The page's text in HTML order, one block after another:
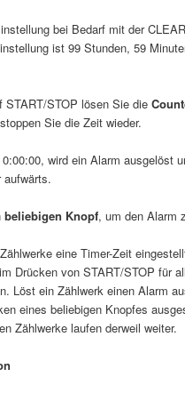
bei Bedarf mit der
ist 99 Stunden, 59
START/STOP lösen Sie die
Sie die Zeit wieder.
wird ein Alarm ausgelöst
aufwärts.
beliebigen Knopf, um den Alarm
eine Timer-Zeit
Drücken von START/STOP für
Löst ein Zählwerk einen Alarm
eines beliebigen Knopfes
Zählwerke laufen derweil weiter.